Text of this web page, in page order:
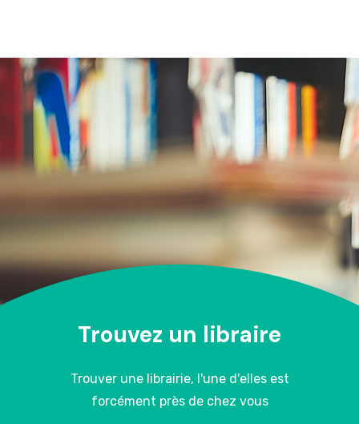
Trouvez un libraire
Trouver une librairie, l'une d'elles est
forcément près de chez vous